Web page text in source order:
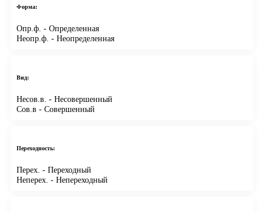
Форма:
Опр.ф. - Определенная
Неопр.ф. - Неопределенная
Вид:
Несов.в. - Несовершенный
Сов.в - Совершенный
Переходность:
Перех. - Переходный
Неперех. - Непереходный